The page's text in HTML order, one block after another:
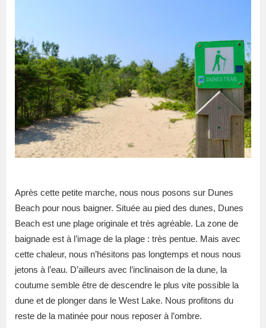
Après cette petite marche, nous nous posons sur Dunes
Beach pour nous baigner. Située au pied des dunes, Dunes
Beach est une plage originale et très agréable. La zone de
baignade est à l’image de la plage : très pentue. Mais avec
cette chaleur, nous n’hésitons pas longtemps et nous nous
jetons à l’eau. D’ailleurs avec l’inclinaison de la dune, la
coutume semble être de descendre le plus vite possible la
dune et de plonger dans le West Lake. Nous profitons du
reste de la matinée pour nous reposer à l’ombre.